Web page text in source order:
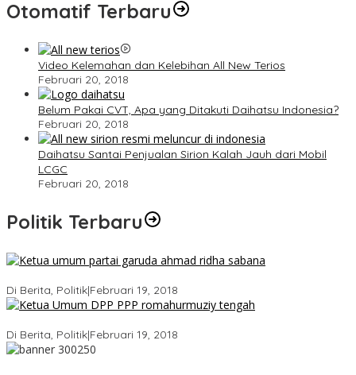
Otomatif Terbaru
Video Kelemahan dan Kelebihan All New Terios
Februari 20, 2018
Belum Pakai CVT, Apa yang Ditakuti Daihatsu Indonesia?
Februari 20, 2018
Daihatsu Santai Penjualan Sirion Kalah Jauh dari Mobil
LCGC
Februari 20, 2018
Politik Terbaru
Di Berita, Politik|Februari 19, 2018
Di Berita, Politik|Februari 19, 2018